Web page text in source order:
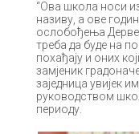
“Ова школа носи
називу, а ове
ослобођења
треба да буде на
похађају и оних
замјеник
заједница увијек
руководством
периоду.